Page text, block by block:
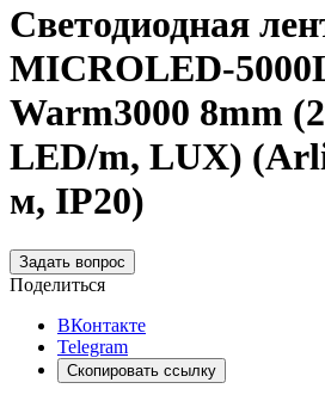
Светодиодная
MICROLED-
Warm3000 8mm
LED/m, LUX)
м, IP20)
Задать вопрос
Поделиться
ВКонтакте
Telegram
Скопировать ссылку